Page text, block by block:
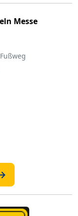
Messe